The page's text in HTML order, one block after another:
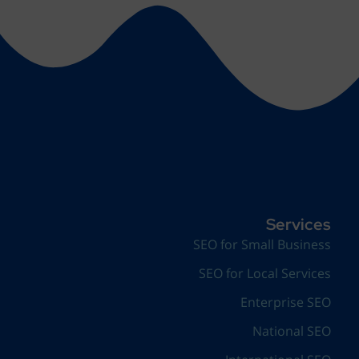
Services
SEO for Small Business
SEO for Local Services
Enterprise SEO
National SEO